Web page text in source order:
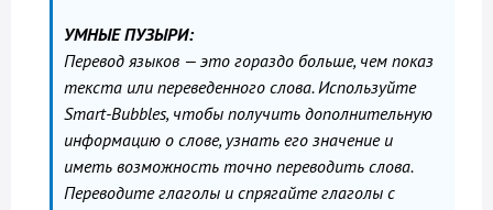
УМНЫЕ ПУЗЫРИ:
Перевод языков — это гораздо больше, чем показ
текста или переведенного слова. Используйте
Smart-Bubbles, чтобы получить дополнительную
информацию о слове, узнать его значение и
иметь возможность точно переводить слова.
Переводите глаголы и спрягайте глаголы с